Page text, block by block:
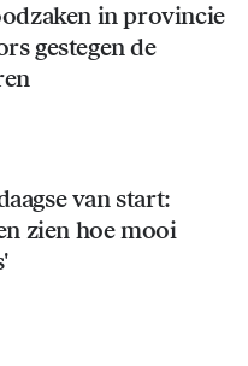
in provincie
gestegen de
van start:
zien hoe mooi